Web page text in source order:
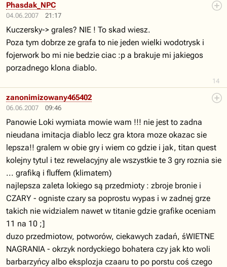
04.06.2007 21:17
14
Phasdak_NPC
Kuczersky-> grales? NIE ! To skad wiesz.
Poza tym dobrze ze grafa to nie jeden wielki wodotrysk i
fojerwork bo mi nie bedzie ciac :p a brakuje mi jakiegos
porzadnego klona diablo.
06.06.2007 09:46
zanonimizowany465402
Panowie Loki wymiata mowie wam !!! nie jest to zadna
nieudana imitacja diablo lecz gra ktora moze okazac sie
lepsza!! gralem w obie gry i wiem co gdzie i jak, titan quest
kolejny tytul i tez rewelacyjny ale wszystkie te 3 gry roznia sie
... grafiką i fluffem (klimatem)
najlepsza zaleta lokiego są przedmioty : zbroje bronie i
CZARY - ogniste czary sa poprostu wypas i w zadnej grze
takich nie widzialem nawet w titanie gdzie grafike oceniam
11 na 10 ;]
duzo przedmiotow, potworów, ciekawych zadań, śWIETNE
NAGRANIA - okrzyk nordyckiego bohatera czy jak kto woli
barbarzyńcy albo eksplozja czaaru to po porstu coś czego